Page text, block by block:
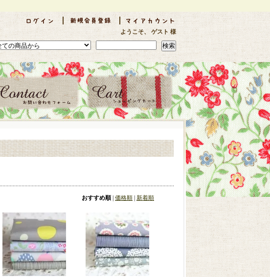
ようこそ、 ゲスト 様
検索
おすすめ順 価格順 新着順